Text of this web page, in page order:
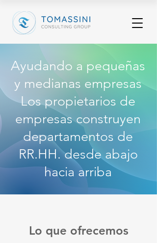
Ayudando a pequeñas
y medianas empresas
Los propietarios de
empresas construyen
departamentos de
RR.HH. desde abajo
hacia arriba
Lo que ofrecemos